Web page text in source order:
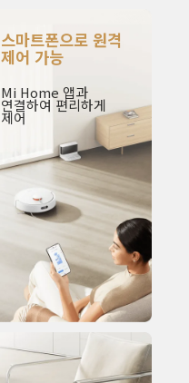
스마트폰으로 원격
제어 가능
Mi Home 앱과
연결하여 편리하게
제어